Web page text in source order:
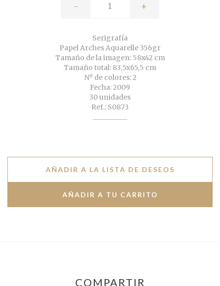
- +
Serigrafía
Papel Arches Aquarelle 356gr
Tamaño de la imagen: 58x42 cm
Tamaño total: 83,5x65,5 cm
Nº de colores: 2
Fecha: 2009
30 unidades
Ref.: S0873
AÑADIR A LA LISTA DE DESEOS
COMPARTIR